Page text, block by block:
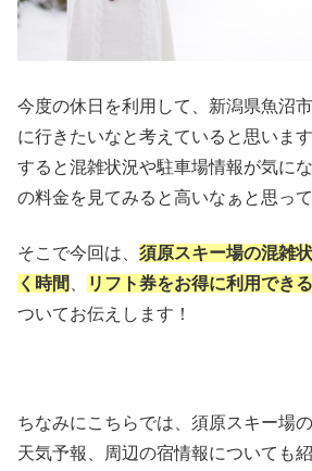
今度の休日を利用して、新潟県魚沼
に行きたいなと考えていると思いま
すると混雑状況や駐車場情報が気に
の料金を見てみると高いなぁと思っ
そこで今回は、 須原スキー場の混雑
く時間
リフト券をお得に利用でき
ついてお伝えします！
ちなみにこちらでは、須原スキー場
天気予報、周辺の宿情報についても